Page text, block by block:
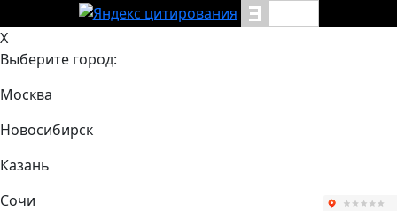
X
Выберите город:
Москва
Новосибирск
Казань
Сочи